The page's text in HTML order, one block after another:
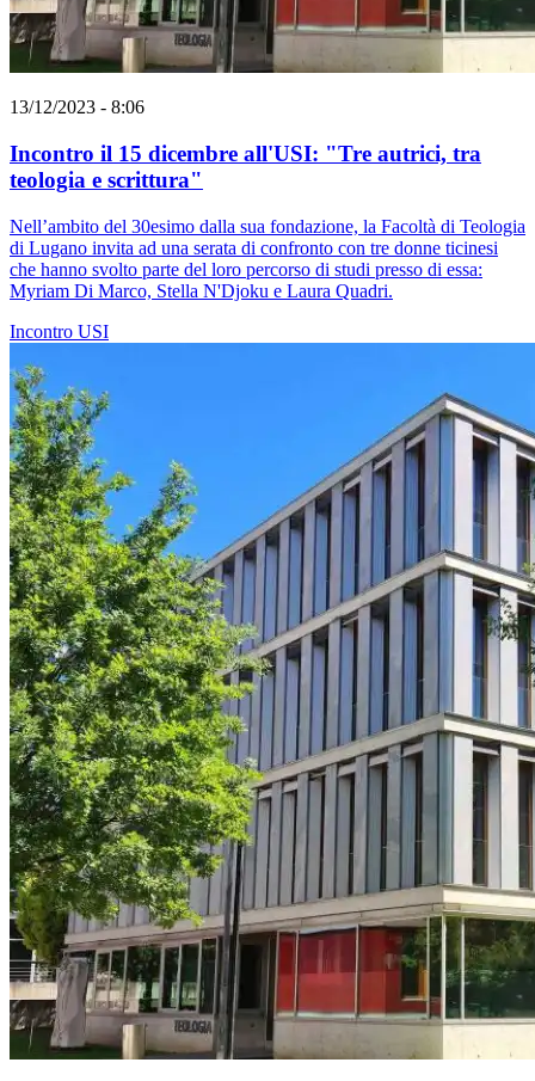
13/12/2023 - 8:06
Incontro il 15 dicembre all'USI: "Tre autrici, tra
teologia e scrittura"
Nell’ambito del 30esimo dalla sua fondazione, la Facoltà di Teologia
di Lugano invita ad una serata di confronto con tre donne ticinesi
che hanno svolto parte del loro percorso di studi presso di essa:
Myriam Di Marco, Stella N'Djoku e Laura Quadri.
Incontro USI